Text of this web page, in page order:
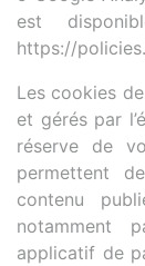
est
https://
Les cookies
et gérés par
réserve de
permettent
contenu
notamment
applicatif de